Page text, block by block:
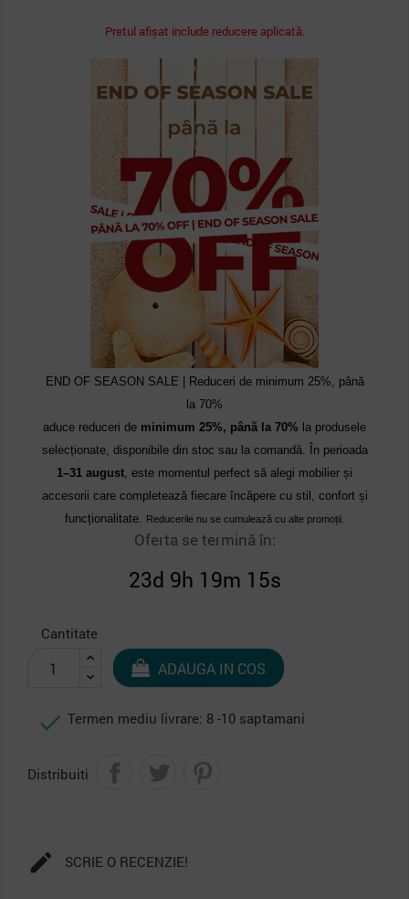
Pretul afișat include reducere aplicată.
END OF SEASON SALE | Reduceri de minimum 25%, până
la 70%
aduce reduceri de minimum 25%, până la 70% la produsele
selecționate, disponibile din stoc sau la comandă. În perioada
1–31 august, este momentul perfect să alegi mobilier și
accesorii care completează fiecare încăpere cu stil, confort și
funcționalitate. Reducerile nu se cumulează cu alte promoții.
Oferta se termină în:
23d 9h 19m 14s
Cantitate
ADAUGA IN COS
 Termen mediu livrare: 8 -10 saptamani
Distribuiti
 SCRIE O RECENZIE!